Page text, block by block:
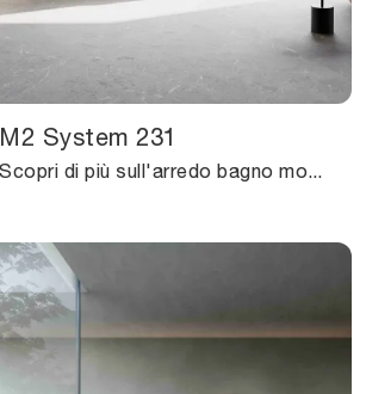
M2 System 231
Scopri di più sull'arredo bagno moderno: mobili bagno sospesi in laccato opaco come il modello M2 System 231 di Baxar ti aspettano.